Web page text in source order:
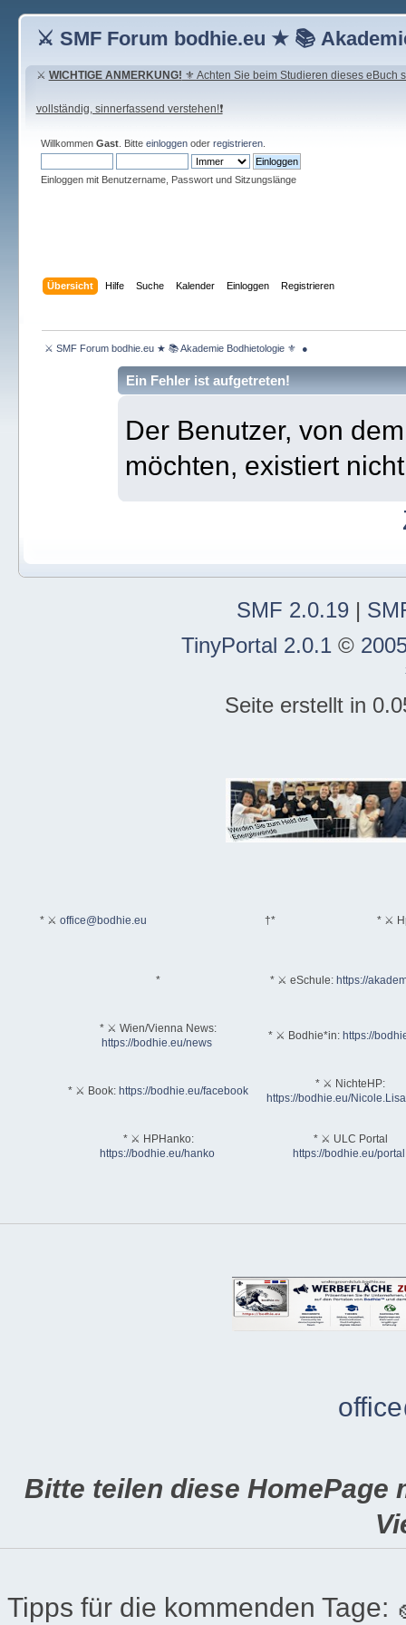
⚔ SMF Forum bodhie.eu ★ 📚
⚔ WICHTIGE ANMERKUNG! ⚜ Achten Sie beim Studieren dieses eBuch
vollständig, sinnerfassend verstehen!❗
Willkommen Gast. Bitte einloggenoder registrieren.
Einloggen mit Benutzername, Passwort und Sitzungslänge
Übersicht Hilfe Suche Kalender Einloggen Registrieren
⚔ SMF Forum bodhie.eu ★ 📚 Akademie Bodhietologie ⚜  ●
Ein Fehler ist aufgetreten!
Der Benutzer, von
möchten, existiert
SMF 2.0.19|
TinyPortal 2.0.1©
Seite erstellt in
* ⚔ office@bodhie.eu †* * ⚔
* * ⚔ eSchule: https://
* ⚔ Wien/Vienna News:
https://bodhie.eu/news
* ⚔ Bodhie*in: https://
* ⚔ Book: https://bodhie.eu/facebook
* ⚔ NichteHP:
https://bodhie.eu/
* ⚔ HPHanko:
https://bodhie.eu/hanko
* ⚔ ULC Portal
https://bodhie.eu/portal
Bitte teilen diese HomePage
Tipps für die kommenden